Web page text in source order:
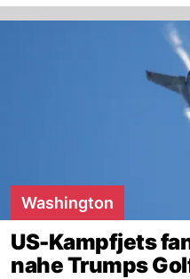
Washington
US-Kampfjets
nahe Trumps